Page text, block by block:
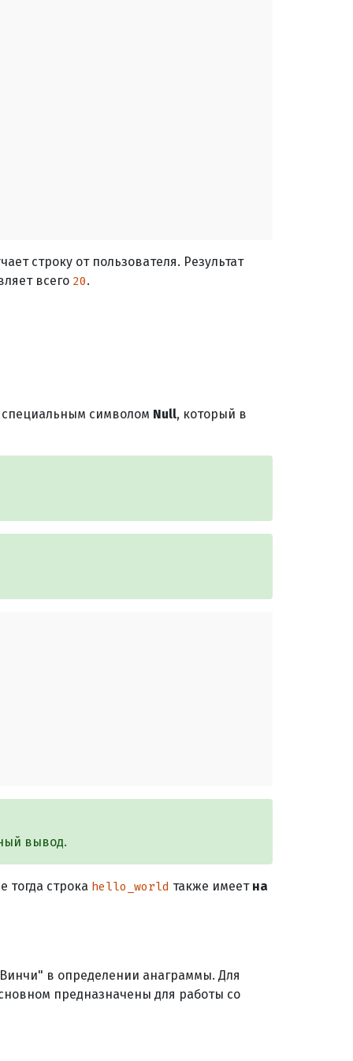
строку от пользователя. Результат
всего 20.
специальным символом Null, который в
вывод.
тогда строка hello_world также имеет на
в определении анаграммы. Для
предназначены для работы со